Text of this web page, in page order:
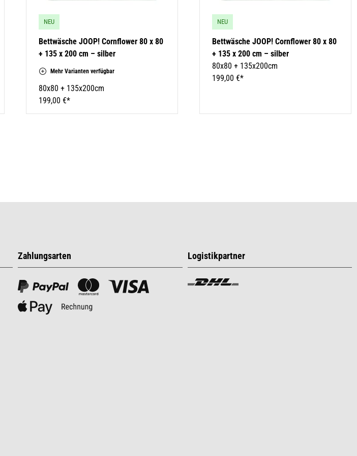
NEU
Bettwäsche JOOP! Cornflower 80 x 80
+ 135 x 200 cm – silber
Mehr Varianten verfügbar
80x80 + 135x200cm
199,00 €*
NEU
Bettwäsche JOOP! Cornflower 80 x 80
+ 135 x 200 cm – silber
80x80 + 135x200cm
199,00 €*
Zahlungsarten Logistikpartner